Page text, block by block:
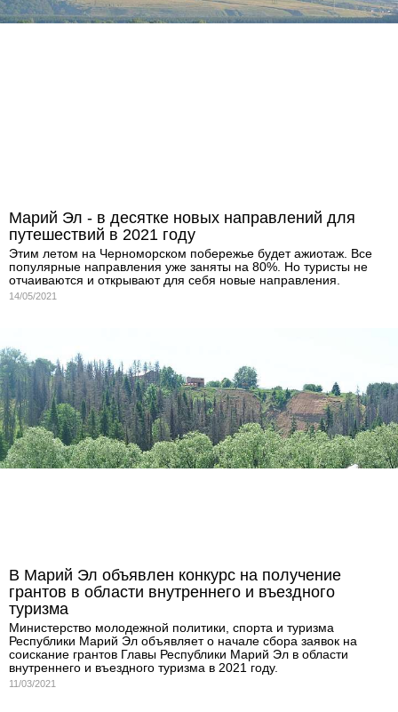
Марий Эл - в десятке новых направлений для
путешествий в 2021 году
Этим летом на Черноморском побережье будет ажиотаж. Все
популярные направления уже заняты на 80%. Но туристы не
отчаиваются и открывают для себя новые направления.
14/05/2021
В Марий Эл объявлен конкурс на получение
грантов в области внутреннего и въездного
туризма
Министерство молодежной политики, спорта и туризма
Республики Марий Эл объявляет о начале сбора заявок на
соискание грантов Главы Республики Марий Эл в области
внутреннего и въездного туризма в 2021 году.
11/03/2021